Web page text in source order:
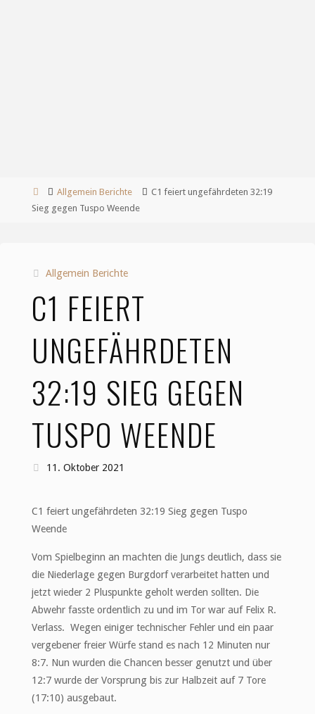
StartAllgemein Berichte
C1 feiert ungefährdeten 32:19
Sieg gegen Tuspo Weende
Allgemein Berichte
C1 FEIERT
UNGEFÄHRDETEN
32:19 SIEG GEGEN
TUSPO WEENDE
11. Oktober 2021
C1 feiert ungefährdeten 32:19 Sieg gegen Tuspo
Weende
Vom Spielbeginn an machten die Jungs deutlich, dass sie
die Niederlage gegen Burgdorf verarbeitet hatten und
jetzt wieder 2 Pluspunkte geholt werden sollten. Die
Abwehr fasste ordentlich zu und im Tor war auf Felix R.
Verlass. Wegen einiger technischer Fehler und ein paar
vergebener freier Würfe stand es nach 12 Minuten nur
8:7. Nun wurden die Chancen besser genutzt und über
12:7 wurde der Vorsprung bis zur Halbzeit auf 7 Tore
(17:10) ausgebaut.